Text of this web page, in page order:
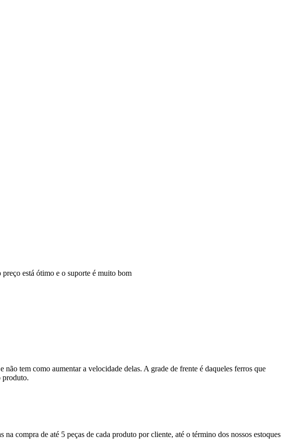
está ótimo e o suporte é muito bom
não tem como aumentar a velocidade delas. A grade de frente é daqueles ferros que
produto.
compra de até 5 peças de cada produto por cliente, até o término dos nossos estoques